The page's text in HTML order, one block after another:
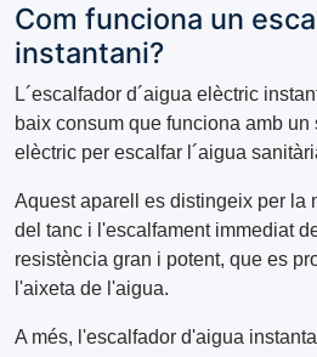
Com funciona un
instantani?
L´escalfador d´aigua elèctric
baix consum que funciona amb un
elèctric per escalfar l´aigua
Aquest aparell es distingeix per la
del tanc i l'escalfament immediat
resistència gran i potent, que es
l'aixeta de l'aigua.
A més, l'escalfador d'aigua